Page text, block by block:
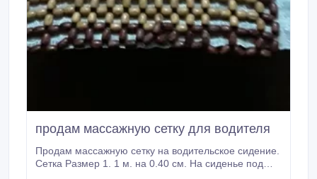
продам массажную сетку для водителя
Продам массажную сетку на водительское сидение.
Сетка Размер 1. 1 м. на 0.40 см. На сиденье под